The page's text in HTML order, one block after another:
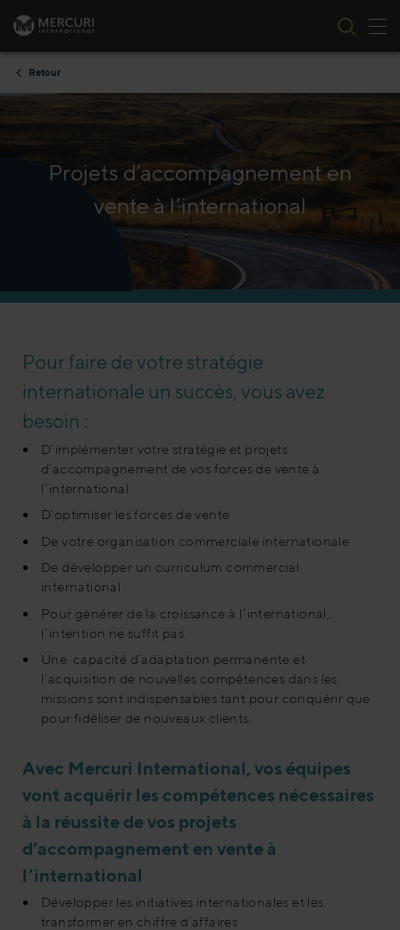
Passer au contenu
Retour
Projets d’accompagnement en
vente à l’international
Pour faire de votre stratégie
internationale un succès, vous avez
besoin :
D’implémenter votre stratégie et projets
d’accompagnement de vos forces de vente à
l’international
D’optimiser les forces de vente
De votre organisation commerciale internationale
De développer un curriculum commercial
international
Pour générer de la croissance à l’international,
l’intention ne suffit pas.
Une capacité d’adaptation permanente et
l’acquisition de nouvelles compétences dans les
missions sont indispensables tant pour conquérir que
pour fidéliser de nouveaux clients.
Avec Mercuri International, vos équipes
vont acquérir les compétences nécessaires
à la réussite de vos projets
d’accompagnement en vente à
l’international
Développer les initiatives internationales et les
transformer en chiffre d’affaires